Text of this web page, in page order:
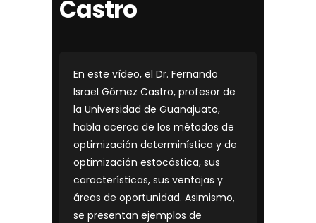
Castro
En este vídeo, el Dr. Fernando
Israel Gómez Castro, profesor de
la Universidad de Guanajuato,
habla acerca de los métodos de
optimización determinística y de
optimización estocástica, sus
características, sus ventajas y
áreas de oportunidad. Asimismo,
se presentan ejemplos de